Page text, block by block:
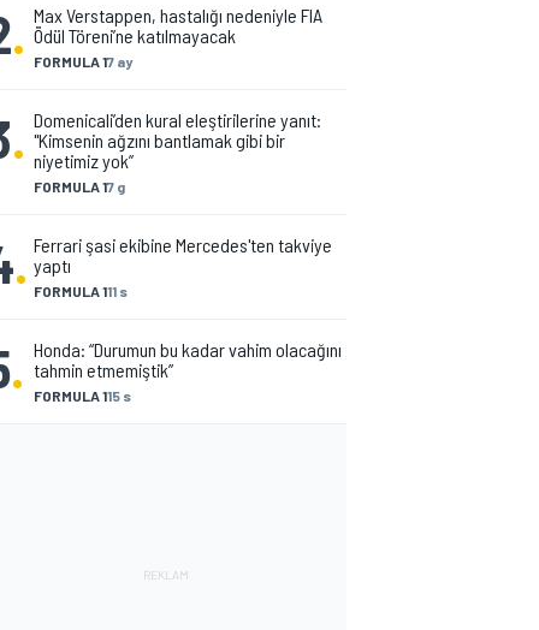
. FORMULA 17 ay
Max Verstappen, hastalığı nedeniyle FIA
Ödül Töreni’ne katılmayacak
.
FORMULA 17 g
Domenicali’den kural eleştirilerine yanıt:
"Kimsenin ağzını bantlamak gibi bir
niyetimiz yok”
. FORMULA 111 s
Ferrari şasi ekibine Mercedes'ten takviye
yaptı
. FORMULA 115 s
Honda: “Durumun bu kadar vahim olacağını
tahmin etmemiştik”